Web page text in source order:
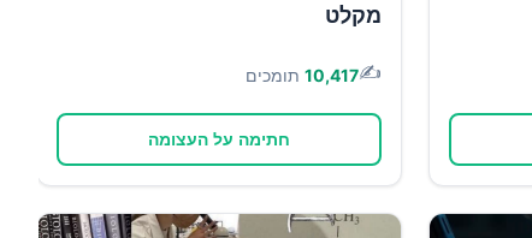
מקלט
✍️
10,417 תומכים
חתימה על העצומה